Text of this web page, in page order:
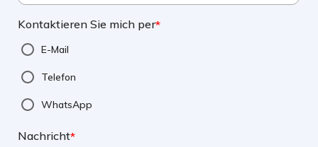
Kontaktieren Sie mich per*
E-Mail
Telefon
WhatsApp
Nachricht*